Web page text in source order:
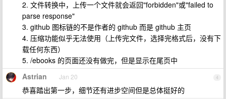
2. 文件转换中，上传一个文件就会返回"forbidden"或"failed to
parse response"
3. github 图标链的不是作者的 github 而是 github 主页
4. 压缩功能似乎无法使用（上传完文件，选择完格式后，没有下
载任何东西）
5. /ebooks 的页面还没有做完，但是显示在尾页中
4
Astrian Jan 20
恭喜踏出第一步，细节还有进步空间但是总体挺好的